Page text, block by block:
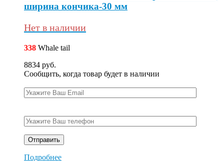
ширина кончика-30 мм
Нет в наличии
338 Whale tail
8834 руб.
Сообщить, когда товар будет в наличии
Подробнее